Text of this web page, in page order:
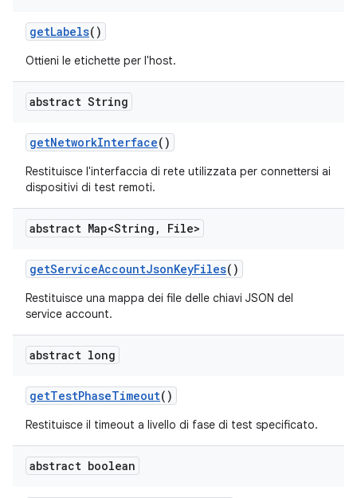
getLabels()
Ottieni le etichette per l'host.
abstract String
getNetworkInterface()
Restituisce l'interfaccia di rete utilizzata per connettersi ai
dispositivi di test remoti.
abstract Map<String , File>
getServiceAccountJsonKeyFiles()
Restituisce una mappa dei file delle chiavi JSON del
service account.
abstract long
getTestPhaseTimeout()
Restituisce il timeout a livello di fase di test specificato.
abstract boolean